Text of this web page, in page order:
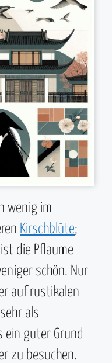
wenig im
Kirschblüte;
die Pflaume
schön. Nur
auf rustikalen
als
ein guter Grund
zu besuchen.